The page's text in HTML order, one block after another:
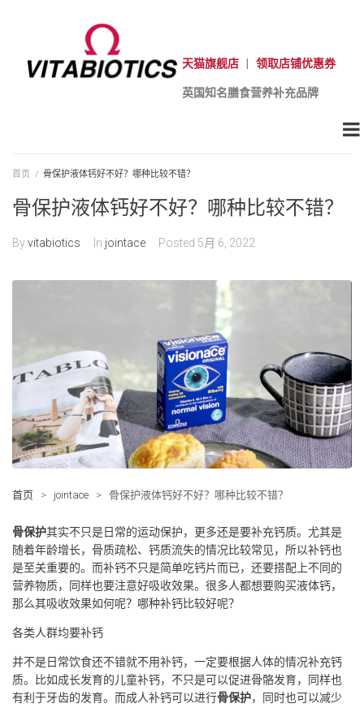
天猫旗舰店 领取店铺优惠券
英国知名膳食营养补充品牌
首页 / 骨保护液体钙好不好？哪种比较不错？
骨保护液体钙好不好？哪种比较不错？
Byvitabiotics In jointace Posted 5月 6, 2022
首页 > jointace > 骨保护液体钙好不好？哪种比较不错？
骨保护其实不只是日常的运动保护，更多还是要补充钙质。尤其是
随着年龄增长，骨质疏松、钙质流失的情况比较常见，所以补钙也
是至关重要的。而补钙不只是简单吃钙片而已，还要搭配上不同的
营养物质，同样也要注意好吸收效果。很多人都想要购买液体钙，
那么其吸收效果如何呢？哪种补钙比较好呢？
各类人群均要补钙
并不是日常饮食还不错就不用补钙，一定要根据人体的情况补充钙
质。比如成长发育的儿童补钙，不只是可以促进骨骼发育，同样也
有利于牙齿的发育。而成人补钙可以进行骨保护，同时也可以减少